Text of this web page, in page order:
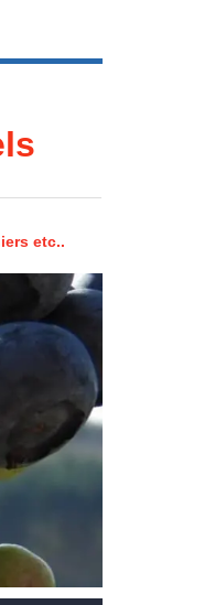
etc..